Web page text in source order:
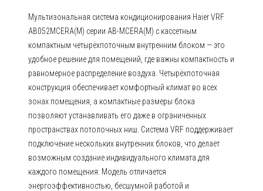
Мультизональная система кондиционирования Haier VRF
AB052MCERA(M) серии AB-MCERA(M) с кассетным
компактным четырёхпоточным внутренним блоком — это
удобное решение для помещений, где важны компактность и
равномерное распределение воздуха. Четырёхпоточная
конструкция обеспечивает комфортный климат во всех
зонах помещения, а компактные размеры блока
позволяют устанавливать его даже в ограниченных
пространствах потолочных ниш. Система VRF поддерживает
подключение нескольких внутренних блоков, что делает
возможным создание индивидуального климата для
каждого помещения. Модель отличается
энергоэффективностью, бесшумной работой и